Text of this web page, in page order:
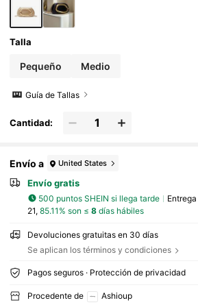
Talla
Pequeño Medio
Guía de Tallas
Cantidad:
Envío a United States
Envío gratis
500 puntos SHEIN si llega tarde
21, 85.11% son ≤ 8días hábiles
Devoluciones gratuitas en 30 días
Se aplican los términos y condiciones
Pagos seguros · Protección de privacidad
Procedente de
Ashioup